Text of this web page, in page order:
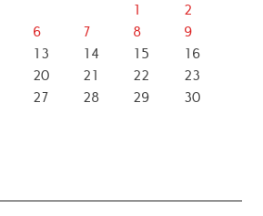
1
2
6 7 8
9
13 14 15
16
20 21 22
23
27 28 29
30